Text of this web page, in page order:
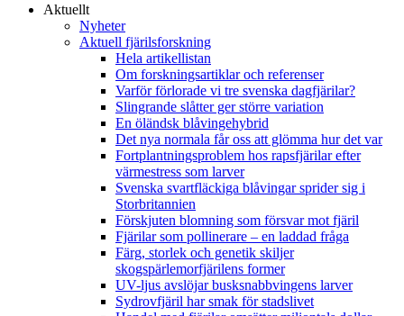
Aktuellt
Nyheter
Aktuell fjärilsforskning
Hela artikellistan
Om forskningsartiklar och referenser
Varför förlorade vi tre svenska dagfjärilar?
Slingrande slåtter ger större variation
En öländsk blåvingehybrid
Det nya normala får oss att glömma hur det var
Fortplantningsproblem hos rapsfjärilar efter
värmestress som larver
Svenska svartfläckiga blåvingar sprider sig i
Storbritannien
Förskjuten blomning som försvar mot fjäril
Fjärilar som pollinerare – en laddad fråga
Färg, storlek och genetik skiljer
skogspärlemorfjärilens former
UV-ljus avslöjar busksnabbvingens larver
Sydrovfjäril har smak för stadslivet